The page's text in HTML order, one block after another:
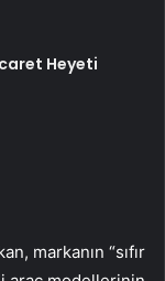
Heyeti
markanın “sıfır